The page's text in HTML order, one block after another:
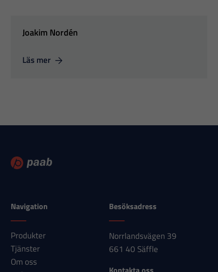
Joakim Nordén
Läs mer
Navigation
Produkter
Tjänster
Om oss
Besöksadress
Norrlandsvägen 39
661 40 Säffle